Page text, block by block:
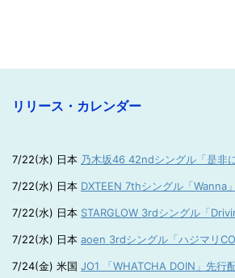
リリース・カレンダー
7/22(水) 日本 乃木坂46 42ndシングル「是非
7/22(水) 日本 DXTEEN 7thシングル「Wanna」
7/22(水) 日本 STARGLOW 3rdシングル「
7/22(水) 日本 aoen 3rdシングル「ハジマリ
7/24(金) 米国 JO1 「WHATCHA DOIN」先行